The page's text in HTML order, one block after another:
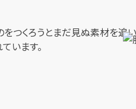
つくろうとまだ見ぬ素材を追
います。